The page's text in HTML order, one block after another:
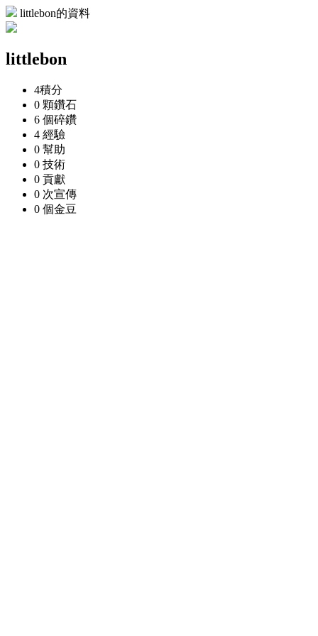
littlebon的資料
littlebon
4積分
0 顆鑽石
6 個碎鑽
4 經驗
0 幫助
0 技術
0 貢獻
0 次宣傳
0 個金豆